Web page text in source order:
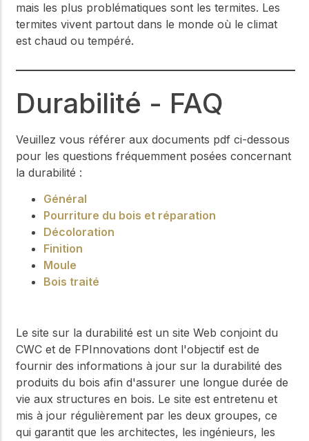
mais les plus problématiques sont les termites. Les
termites vivent partout dans le monde où le climat
est chaud ou tempéré.
Durabilité - FAQ
Veuillez vous référer aux documents pdf ci-dessous
pour les questions fréquemment posées concernant
la durabilité :
Général
Pourriture du bois et réparation
Décoloration
Finition
Moule
Bois traité
Le site sur la durabilité est un site Web conjoint du
CWC et de FPInnovations dont l'objectif est de
fournir des informations à jour sur la durabilité des
produits du bois afin d'assurer une longue durée de
vie aux structures en bois. Le site est entretenu et
mis à jour régulièrement par les deux groupes, ce
qui garantit que les architectes, les ingénieurs, les